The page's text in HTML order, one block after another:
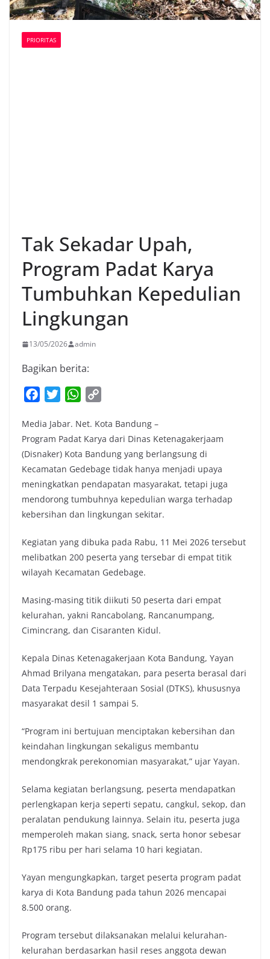
PRIORITAS
Tak Sekadar Upah,
Program Padat Karya
Tumbuhkan Kepedulian
Lingkungan
13/05/2026 admin
Bagikan berita:
c
e
b
o
o
k
i
t
t
e
r
W
a
t
s
A
p
p
p
y
L
i
n
k
Media Jabar. Net. Kota Bandung –
Program Padat Karya dari Dinas Ketenagakerjaam
(Disnaker) Kota Bandung yang berlangsung di
Kecamatan Gedebage tidak hanya menjadi upaya
meningkatkan pendapatan masyarakat, tetapi juga
mendorong tumbuhnya kepedulian warga terhadap
kebersihan dan lingkungan sekitar.
Kegiatan yang dibuka pada Rabu, 11 Mei 2026 tersebut
melibatkan 200 peserta yang tersebar di empat titik
wilayah Kecamatan Gedebage.
Masing-masing titik diikuti 50 peserta dari empat
kelurahan, yakni Rancabolang, Rancanumpang,
Cimincrang, dan Cisaranten Kidul.
Kepala Dinas Ketenagakerjaan Kota Bandung, Yayan
Ahmad Brilyana mengatakan, para peserta berasal dari
Data Terpadu Kesejahteraan Sosial (DTKS), khususnya
masyarakat desil 1 sampai 5.
“Program ini bertujuan menciptakan kebersihan dan
keindahan lingkungan sekaligus membantu
mendongkrak perekonomian masyarakat,” ujar Yayan.
Selama kegiatan berlangsung, peserta mendapatkan
perlengkapan kerja seperti sepatu, cangkul, sekop, dan
peralatan pendukung lainnya. Selain itu, peserta juga
memperoleh makan siang, snack, serta honor sebesar
Rp175 ribu per hari selama 10 hari kegiatan.
Yayan mengungkapkan, target peserta program padat
karya di Kota Bandung pada tahun 2026 mencapai
8.500 orang.
Program tersebut dilaksanakan melalui kelurahan-
kelurahan berdasarkan hasil reses anggota dewan